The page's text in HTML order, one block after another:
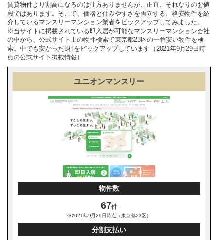
賃貸物件より割高になるのは仕方ありませんが、正直、それなりのお値
段ではあります。そこで、価格と住みやすさを両立する、格安物件を紹
介しているマンスリーマンション業者をピックアップしてみました。
※当サイトに掲載されている即入居が可能なマンスリーマンション会社
の中から、公式サイト上の物件検索で東京都23区の一番安い物件を検
索。中でも安かった3社をピックアップしています（2021年9月29日時
点の公式サイト掲載情報）
ユニオンマンスリー
物件数
67件
※2021年9月29日時点（東京都23区）
分割支払い